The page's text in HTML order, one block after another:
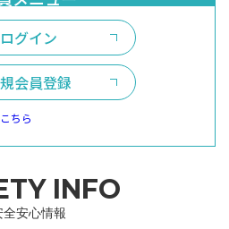
ログイン
会員登録
ちら
INFO
全安心情報